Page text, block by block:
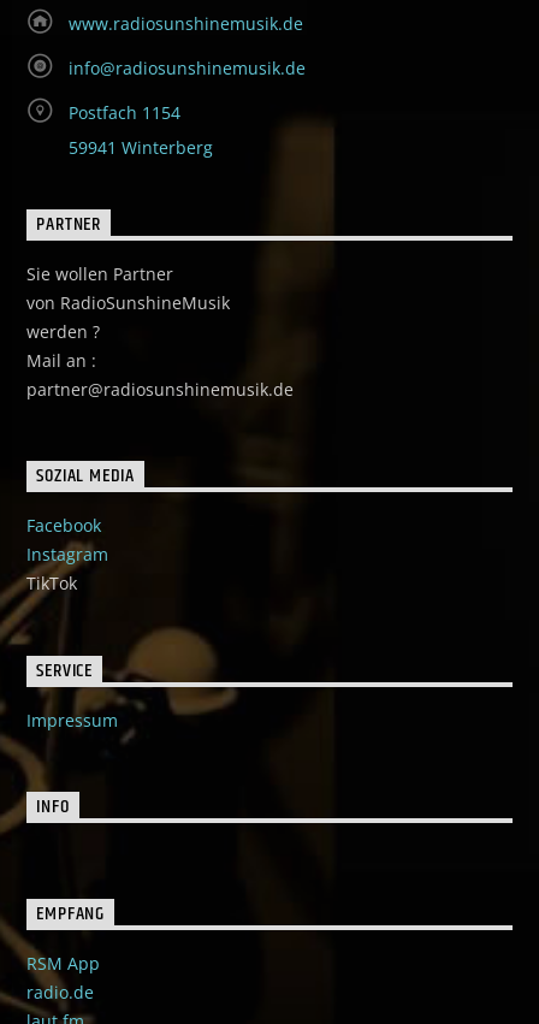
www.radiosunshinemusik.de
info@radiosunshinemusik.de
Postfach 1154
59941 Winterberg
PARTNER
Sie wollen Partner
von RadioSunshineMusik
werden ?
Mail an :
partner@radiosunshinemusik.de
SOZIAL MEDIA
Facebook
Instagram
TikTok
SERVICE
Impressum
INFO
EMPFANG
RSM App
radio.de